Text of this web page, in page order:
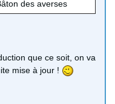
des averses
que ce soit, on va
mise à jour !